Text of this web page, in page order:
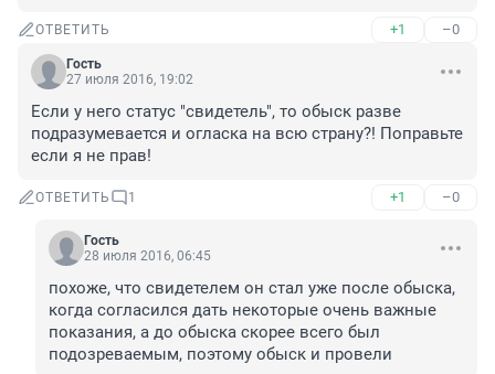
ОТВЕТИТЬ +1 –0
Гость
27 июля 2016, 19:02
Если у него статус "свидетель", то обыск разве
подразумевается и огласка на всю страну?! Поправьте
если я не прав!
ОТВЕТИТЬ 1 +1 –0
Гость
28 июля 2016, 06:45
похоже, что свидетелем он стал уже после обыска,
когда согласился дать некоторые очень важные
показания, а до обыска скорее всего был
подозреваемым, поэтому обыск и провели